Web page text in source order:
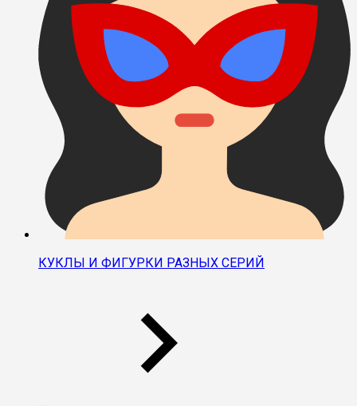
КУКЛЫ И ФИГУРКИ РАЗНЫХ СЕРИЙ